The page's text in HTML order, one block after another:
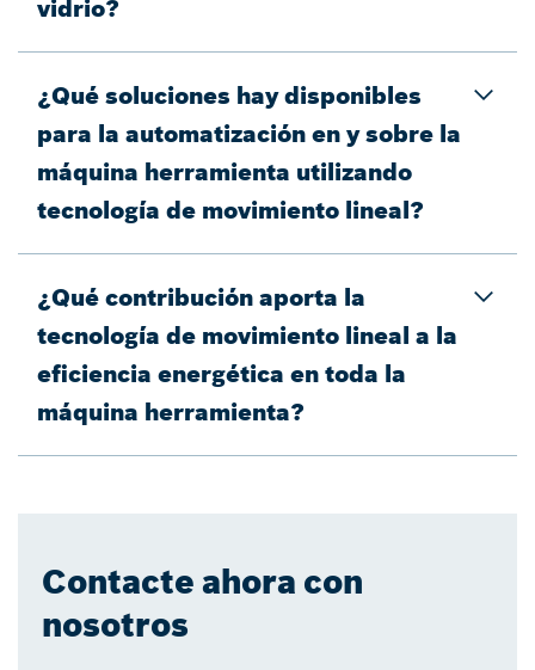
vidrio?
¿Qué soluciones hay disponibles
para la automatización en y sobre la
máquina herramienta utilizando
tecnología de movimiento lineal?
¿Qué contribución aporta la
tecnología de movimiento lineal a la
eficiencia energética en toda la
máquina herramienta?
Contacte ahora con
nosotros